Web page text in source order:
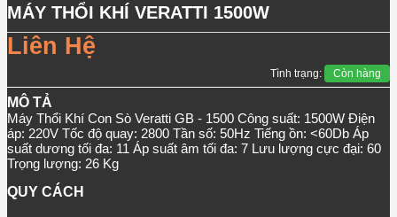
MÁY THỔI KHÍ VERATTI 1500W
Liên Hệ
Tình trạng: Còn hàng
MÔ TẢ
Máy Thổi Khí Con Sò Veratti GB - 1500 Công suất: 1500W Điện
áp: 220V Tốc độ quay: 2800 Tần số: 50Hz Tiếng ồn: <60Db Áp
suất dương tối đa: 11 Áp suất âm tối đa: 7 Lưu lượng cực đại: 60
Trọng lượng: 26 Kg
QUY CÁCH